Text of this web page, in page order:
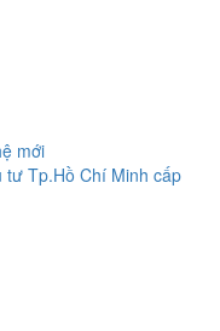
H20W
C4W-1080P
EZVIZ C3WN
mới
tư Tp.Hồ Chí Minh cấp